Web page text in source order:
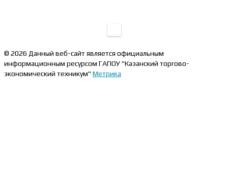
© 2026 Данный веб-сайт является официальным
информационным ресурсом ГАПОУ "Казанский торгово-
экономический техникум" Метрика